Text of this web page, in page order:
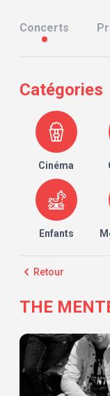
Concerts
Catégories
Cinéma
Enfants
Retour
THE